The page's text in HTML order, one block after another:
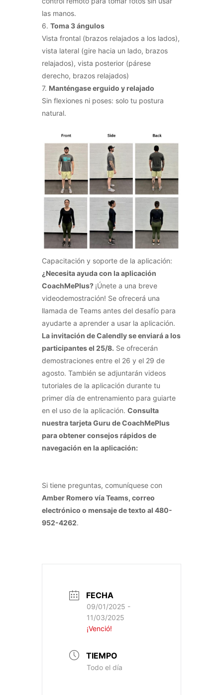
las manos.
6. Toma 3 ángulos
Vista frontal (brazos relajados a los lados),
vista lateral (gire hacia un lado, brazos
relajados), vista posterior (párese
derecho, brazos relajados)
7. Manténgase erguido y relajado
Sin flexiones ni poses: solo tu postura
natural.
Capacitación y soporte de la aplicación:
¿Necesita ayuda con la aplicación
CoachMePlus? ¡Únete a una breve
videodemostración! Se ofrecerá una
llamada de Teams antes del desafío para
ayudarte a aprender a usar la aplicación.
La invitación de Calendly se enviará a los
participantes el 25/8. Se ofrecerán
demostraciones entre el 26 y el 29 de
agosto. También se adjuntarán videos
tutoriales de la aplicación durante tu
primer día de entrenamiento para guiarte
en el uso de la aplicación. Consulta
nuestra tarjeta Guru de CoachMePlus
para obtener consejos rápidos de
navegación en la aplicación:
Si tiene preguntas, comuníquese con
Amber Romero vía Teams, correo
electrónico o mensaje de texto al 480-
952-4262.
FECHA
09/01/2025 -
11/03/2025
¡Venció!
TIEMPO
Todo el día